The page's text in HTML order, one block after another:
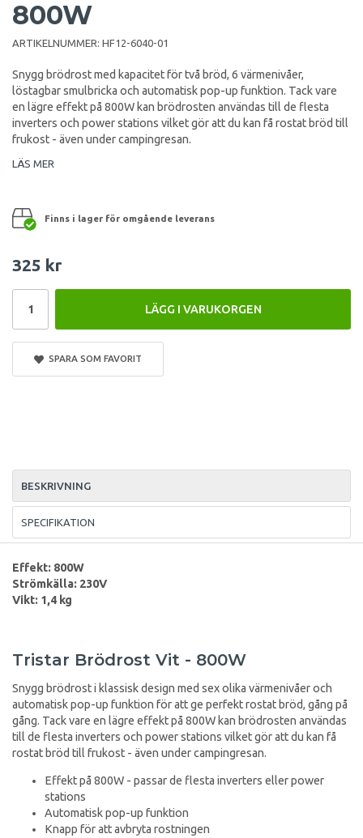
800W
ARTIKELNUMMER: HF12-6040-01
Snygg brödrost med kapacitet för två bröd, 6 värmenivåer,
löstagbar smulbricka och automatisk pop-up funktion. Tack vare
en lägre effekt på 800W kan brödrosten användas till de flesta
inverters och power stations vilket gör att du kan få rostat bröd till
frukost - även under campingresan.
LÄS MER
Finns i lager för omgående leverans
325 kr
LÄGG I VARUKORGEN
SPARA SOM FAVORIT
BESKRIVNING
SPECIFIKATION
Effekt: 800W
Strömkälla: 230V
Vikt: 1,4 kg
Tristar Brödrost Vit - 800W
Snygg brödrost i klassisk design med sex olika värmenivåer och
automatisk pop-up funktion för att ge perfekt rostat bröd, gång på
gång. Tack vare en lägre effekt på 800W kan brödrosten användas
till de flesta inverters och power stations vilket gör att du kan få
rostat bröd till frukost - även under campingresan.
Effekt på 800W - passar de flesta inverters eller power
stations
Automatisk pop-up funktion
Knapp för att avbryta rostningen